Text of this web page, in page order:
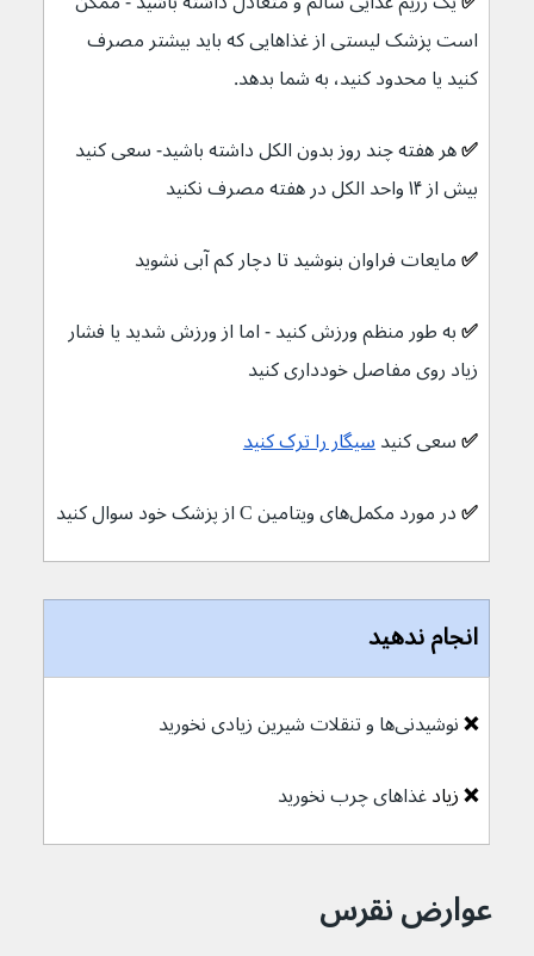
است پزشک لیستی از غذاهایی که باید بیشتر مصرف
کنید یا محدود کنید، به شما بدهد.
✅ هر هفته چند روز بدون الکل داشته باشید- سعی کنید
بیش از ۱۴ واحد الکل در هفته مصرف نکنید
✅ مایعات فراوان بنوشید تا دچار کم آبی نشوید
✅ به طور منظم ورزش کنید - اما از ورزش شدید یا فشار
زیاد روی مفاصل خودداری کنید
✅ سعی کنید سیگار را ترک کنید
✅ در مورد مکمل‌های ویتامین C از پزشک خود سوال کنید
انجام ندهید
❌ نوشیدنی‌ها و تنقلات شیرین زیادی نخورید
❌ زیادغذاهای چرب نخورید
عوارض نقرس